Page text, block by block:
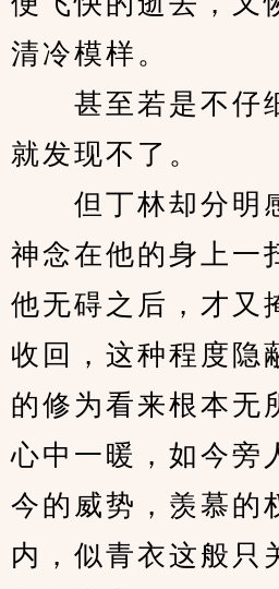
清冷模样。
甚至若是不仔
就发现不了。
但丁林却分明
神念在他的身上一
他无碍之后，才又
收回，这种程度隐
的修为看来根本无
心中一暖，如今旁
今的威势，羡慕的
内，似青衣这般只